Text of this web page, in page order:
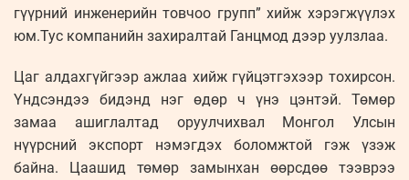
гүүрний инженерийн товчоо групп” хийж хэрэгжүүлэх
юм.Тус компанийн захиралтай Ганцмод дээр уулзлаа.
Цаг алдахгүйгээр ажлаа хийж гүйцэтгэхээр тохирсон.
Үндсэндээ бидэнд нэг өдөр ч үнэ цэнтэй. Төмөр
замаа ашиглалтад оруулчихвал Монгол Улсын
нүүрсний экспорт нэмэгдэх боломжтой гэж үзэж
байна. Цаашид төмөр замынхан өөрсдөө тээврээ